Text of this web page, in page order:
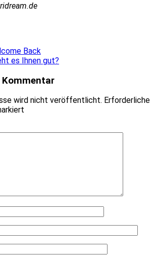
Back
es Ihnen gut?
Kommentar
wird nicht veröffentlicht. Erforderliche